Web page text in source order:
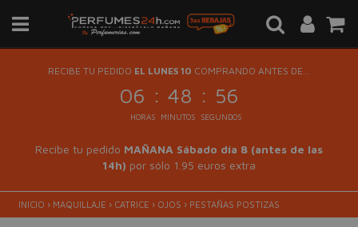
RECIBE TU PEDIDO EL LUNES 10 COMPRANDO ANTES DE...
06 : 48 : 56
HORAS MINUTOS SEGUNDOS
Recibe tu pedido MAÑANA Sábado día 8 (antes de las
14h) por sólo 1.95 euros extra
INICIO › MAQUILLAJE › CATRICE › OJOS › PESTAÑAS POSTIZAS